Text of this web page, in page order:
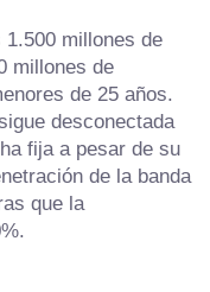
millones de
millones de
de 25 años.
desconectada
fija a pesar de su
de la banda
que la